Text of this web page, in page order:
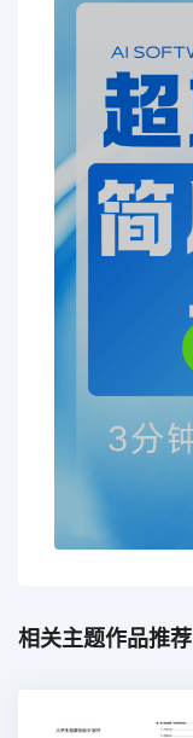
相关主题作品推荐